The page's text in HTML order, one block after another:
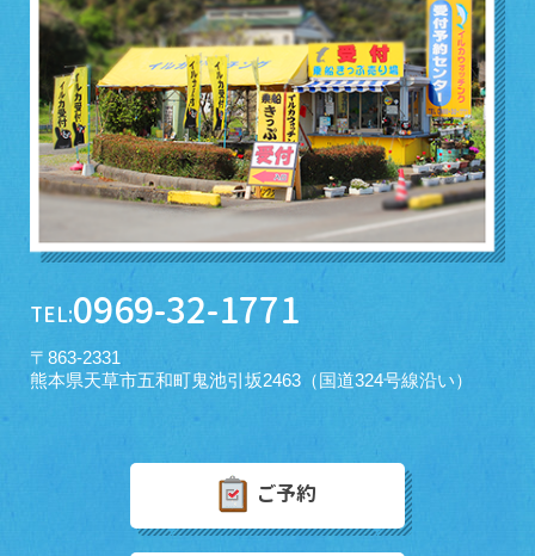
TEL:0969-32-1771
〒863-2331
熊本県天草市五和町鬼池引坂2463（国道324号線沿い）
ご予約